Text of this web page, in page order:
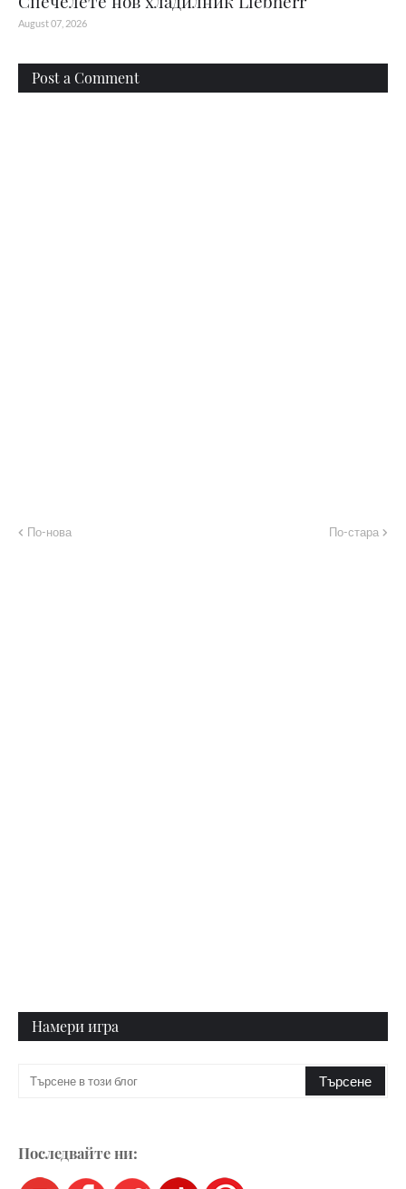
August 07, 2026
Post a Comment
По-нова По-стара
Намери игра
Последвайте ни: